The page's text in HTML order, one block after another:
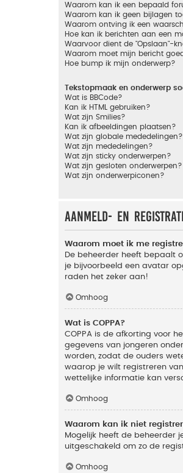
Waarom kan ik een bepaald
Waarom kan ik geen bijlagen
Waarom ontving ik een
Hoe kan ik berichten aan een
Waarvoor dient de "Opslaan"-
Waarom moet mijn bericht
Hoe bump ik mijn onderwerp?
Tekstopmaak en onderwerp
Wat is BBCode?
Kan ik HTML gebruiken?
Wat zijn Smilies?
Kan ik afbeeldingen plaatsen?
Wat zijn globale mededelingen?
Wat zijn mededelingen?
Wat zijn sticky onderwerpen?
Wat zijn gesloten onderwerpen?
Wat zijn onderwerpiconen?
Aanmeld- en
Waarom moet ik me
De beheerder heeft bepaalt
je bijvoorbeeld een avatar
raden het zeker aan!
Omhoog
Wat is COPPA?
COPPA is de afkorting voor
gegevens van jongeren
worden, zodat de ouders
waarop je wilt registreren
wettelijke informatie kan
Omhoog
Waarom kan ik niet
Mogelijk heeft de beheerder
uitgeschakeld om zo de
Omhoog